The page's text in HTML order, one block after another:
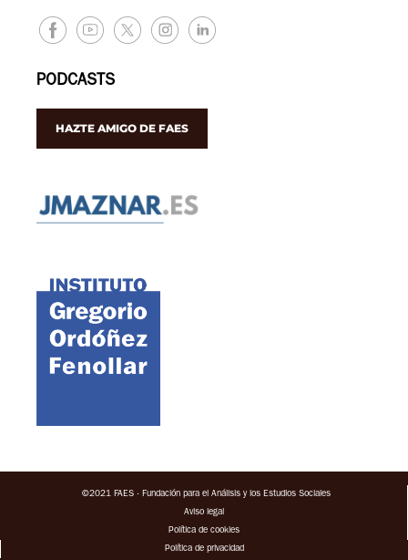
PODCASTS
HAZTE AMIGO DE FAES
©2021 FAES · Fundación para el Análisis y los Estudios Sociales
Aviso legal
Política de cookies
Política de privacidad